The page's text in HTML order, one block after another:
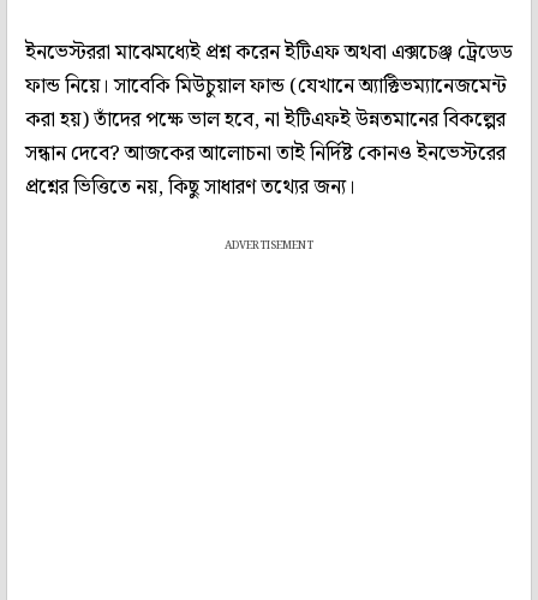
ইনভেস্টররা মাঝেমধ্যেই প্রশ্ন করেন ইটিএফ অথবা এক্সচেঞ্জ ট্রেডেড
ফান্ড নিয়ে। সাবেকি মিউচুয়াল ফান্ড (যেখানে অ্যাক্টিভম্যানেজমেন্ট
করা হয়) তাঁদের পক্ষে ভাল হবে, না ইটিএফই উন্নতমানের বিকল্পের
সন্ধান দেবে? আজকের আলোচনা তাই নির্দিষ্ট কোনও ইনভেস্টরের
প্রশ্নের ভিত্তিতে নয়, কিছু সাধারণ তথ্যের জন্য।
ADVERTISEMENT